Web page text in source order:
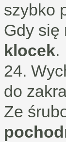
szybko
Gdy się
klocek.
24.
do
Ze